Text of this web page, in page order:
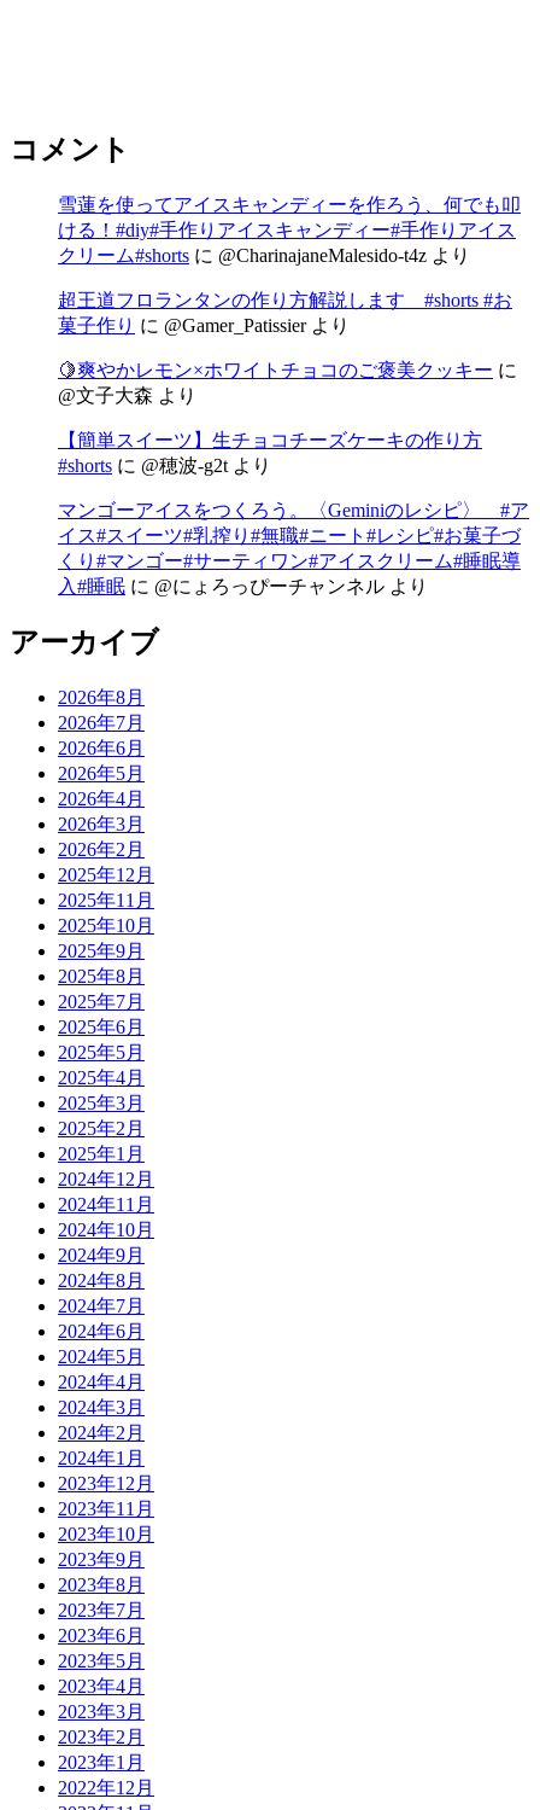
コメント
雪蓮を使ってアイスキャンディーを作ろう、何でも叩
ける！#diy#手作りアイスキャンディー#手作りアイス
クリーム#shorts に @CharinajaneMalesido-t4z より
超王道フロランタンの作り方解説します #shorts #お
菓子作り に @Gamer_Patissierより
🍋爽やかレモン×ホワイトチョコのご褒美クッキー に
@文子大森 より
【簡単スイーツ】生チョコチーズケーキの作り方
#shorts に @穂波-g2t より
マンゴーアイスをつくろう。〈Geminiのレシピ〉 #ア
イス#スイーツ#乳搾り#無職#ニート#レシピ#お菓子づ
くり#マンゴー#サーティワン#アイスクリーム#睡眠導
入#睡眠 に @にょろっぴーチャンネル より
アーカイブ
2026年8月
2026年7月
2026年6月
2026年5月
2026年4月
2026年3月
2026年2月
2025年12月
2025年11月
2025年10月
2025年9月
2025年8月
2025年7月
2025年6月
2025年5月
2025年4月
2025年3月
2025年2月
2025年1月
2024年12月
2024年11月
2024年10月
2024年9月
2024年8月
2024年7月
2024年6月
2024年5月
2024年4月
2024年3月
2024年2月
2024年1月
2023年12月
2023年11月
2023年10月
2023年9月
2023年8月
2023年7月
2023年6月
2023年5月
2023年4月
2023年3月
2023年2月
2023年1月
2022年12月